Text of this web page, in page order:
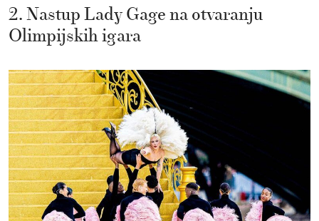
2. Nastup Lady Gage na otvaranju
Olimpijskih igara